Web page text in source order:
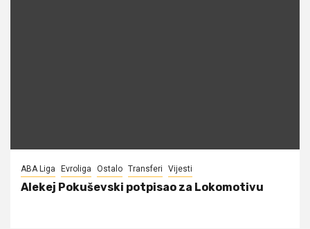
ABA Liga Evroliga Ostalo Transferi Vijesti
Alekej Pokuševski potpisao za Lokomotivu